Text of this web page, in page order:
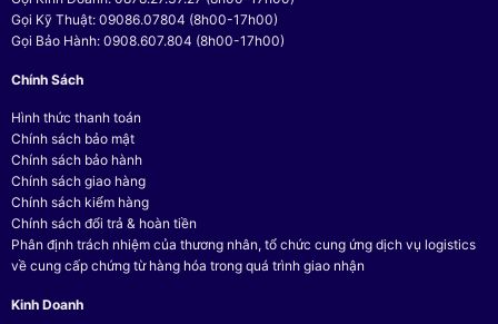
Gọi Kỹ Thuật: 09086.07804 (8h00-17h00)
Gọi Bảo Hành: 0908.607.804 (8h00-17h00)
Chính Sách
Hình thức thanh toán
Chính sách bảo mật
Chính sách bảo hành
Chính sách giao hàng
Chính sách kiểm hàng
Chính sách đổi trả & hoàn tiền
Phân định trách nhiệm của thương nhân, tổ chức cung ứng dịch vụ logistics
về cung cấp chứng từ hàng hóa trong quá trình giao nhận
Kinh Doanh